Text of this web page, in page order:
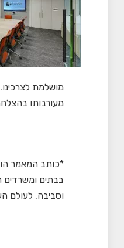
מושלמת
מעורבותו
בבתים ומשרדים
וסביבה, לעולם